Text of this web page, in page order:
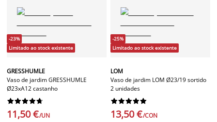
-23%
Limitado ao stock existente
GRESSHUMLE
Vaso de jardim GRESSHUMLE
Ø23xA12 castanho






11,50 €/UN
-25%
Limitado ao stock existente
LOM
Vaso de jardim LOM Ø23/19 sortido
2 unidades






13,50 €/CON